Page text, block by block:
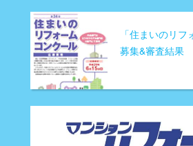
「住まいのリフ
募集&審査結果